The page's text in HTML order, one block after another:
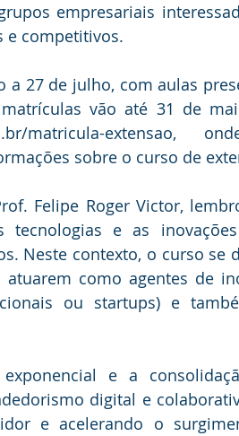
empresariais
e competitivos.
a 27 de julho, com aulas
vão até 31 de
matricula-extensao,
sobre o curso de
Felipe Roger Victor,
e as
Neste contexto, o curso se
como agentes de
ou startups) e
e a
digital e
e acelerando o